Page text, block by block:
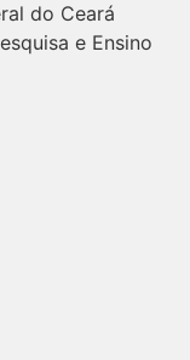
do Ceará
e Ensino